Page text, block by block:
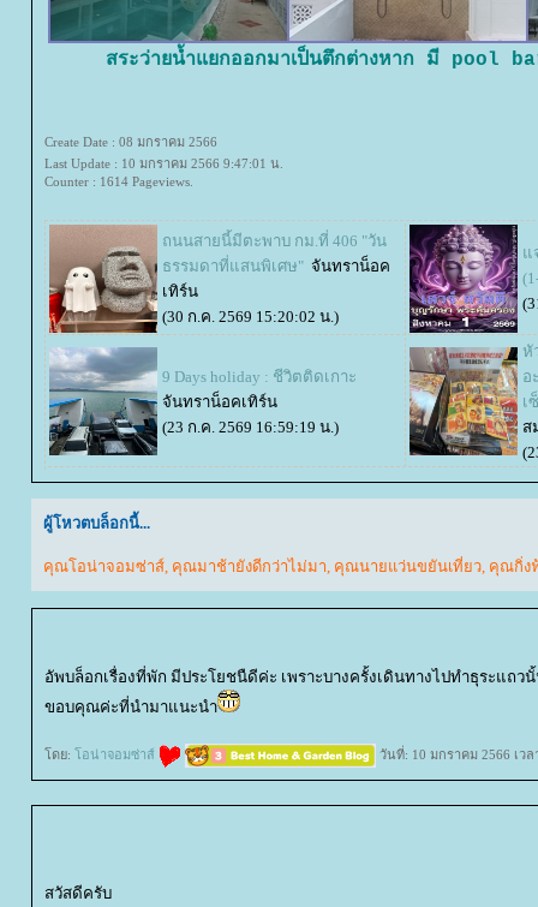
สระว่ายน้ำแยกออกมาเป็นตึกต่างหาก มี pool
Create Date : 08 มกราคม 2566
Last Update : 10 มกราคม 2566 9:47:01 น.
Counter : 1614 Pageviews.
ถนนสายนี้มีตะพาบ กม.ที่ 406 "วัน
ธรรมดาที่แสนพิเศษ" จันทราน็อค
เทิร์น
(30 ก.ค. 2569 15:20:02 น.)
จ
9 Days holiday : ชีวิตติดเกาะ
จันทราน็อคเทิร์น
(23 ก.ค. 2569 16:59:19 น.)
หั
อ
เ
ส
ผู้โหวตบล็อกนี้...
คุณโอน่าจอมซ่าส์, คุณมาช้ายังดีกว่าไม่มา, คุณนายแว่นขยันเที่ยว, คุณกิ่ง
อัพบล็อกเรื่องที่พัก มีประโยชนืดีค่ะ เพราะบางครั้งเดินทางไปทำธุระแถ
ขอบคุณค่ะที่นำมาแนะนำ
ดย: อน่าจอมซ่าส์ วันที่: 10 มกราคม 2566 เวล
สวัสดีครับ